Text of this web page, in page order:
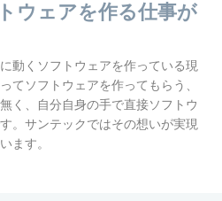
ウェアを作る仕事が
動くソフトウェアを作っている現
てソフトウェアを作ってもらう、
く、自分自身の手で直接ソフトウ
。サンテックではその想いが実現
ます。